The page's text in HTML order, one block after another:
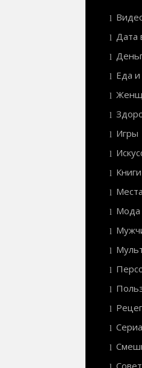
Дата
Еда и
Игры
Книги
Места
Мода